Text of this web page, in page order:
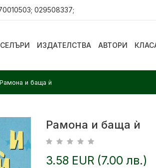
029508337;
ИЗДАТЕЛСТВА АВТОРИ
Рамона и баща ѝ
Рамона и баща ѝ
3.58 EUR (7.00 лв.)